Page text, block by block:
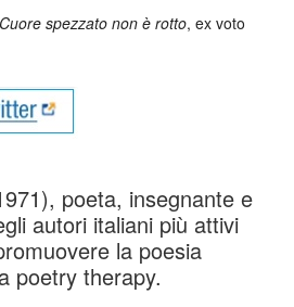
Cuore spezzato non è rotto, ex voto
poeta, insegnante e
autori italiani più attivi
la poesia
poetry therapy.